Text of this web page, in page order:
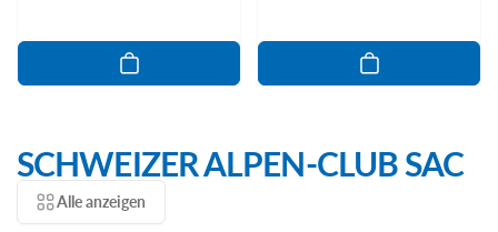
SCHWEIZER ALPEN-CLUB SAC
Alle anzeigen